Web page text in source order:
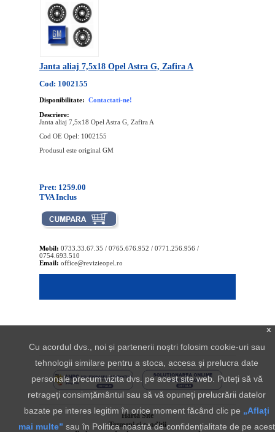
Janta aliaj 7,5x18 Opel Astra G, Zafira A
Cod: 1002155
Disponibilitate: Contactati-ne!
Descriere:
Janta aliaj 7,5x18 Opel Astra G, Zafira A
Cod OE Opel: 1002155
Produsul este original GM
Pret: 1259.00
TVA Inclus
Mobil: 0733.33.67.35 / 0765.676.952 / 0771.256.956 /
0754.693.510
Email: office@revizieopel.ro
Harta Site
Termeni si conditii
x
Cu acordul dvs., noi și partenerii noștri folosim cookie-uri sau
tehnologii similare pentru a stoca, accesa și prelucra date
personale precum vizita dvs. pe acest site web. Puteți să vă
retrageți consimțământul sau să vă opuneți prelucrării datelor
bazate pe interes legitim în orice moment făcând clic pe „Aflați
mai multe” sau în Politica noastră de confidențialitate de pe acest